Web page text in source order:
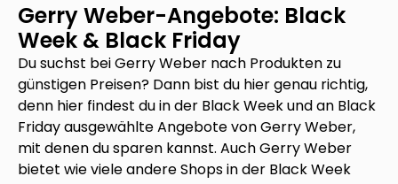
Gerry Weber-Angebote: Black
Week & Black Friday
Du suchst beiGerry Weber nach Produkten zu
günstigen Preisen? Dann bist du hier genau richtig,
denn hier findest du in der Black Week und an Black
Friday ausgewählte Angebote vonGerry Weber,
mit denen du sparen kannst. AuchGerry Weber
bietet wie viele andere Shops in der Black Week